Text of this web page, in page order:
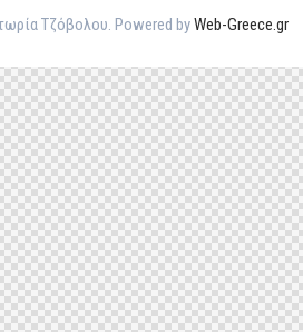
Τζόβολου. Powered byWeb-Greece.gr